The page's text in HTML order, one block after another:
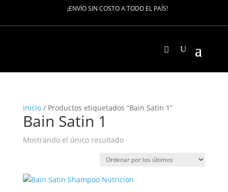
¡ENVÍO SIN COSTO A TODO EL PAÍS!
Inicio/ Productos etiquetados “Bain Satin 1”
Bain Satin 1
Mostrando el único resultado